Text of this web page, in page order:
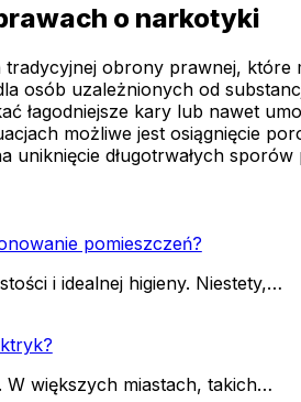
o narkotyki
obrony prawnej,
osób uzależnionych od
łagodniejsze kary lub nawet
możliwe jest osiągnięcie
długotrwałych
pomieszczeń?
i idealnej higieny. Niestety,…
W większych miastach, takich…